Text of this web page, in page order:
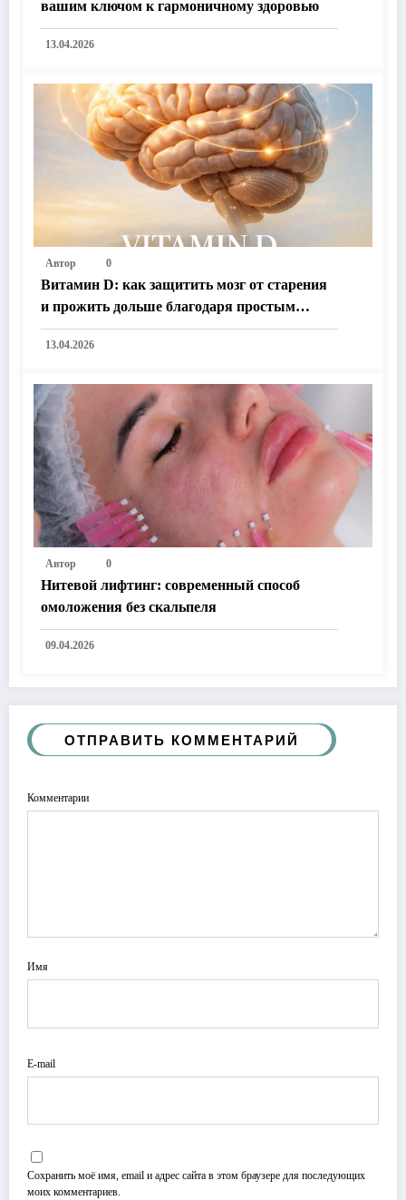
вашим ключом к гармоничному здоровью
13.04.2026
Автор 0
Витамин D: как защитить мозг от старения
и прожить дольше благодаря простым
секретам здоровья
13.04.2026
Автор 0
Нитевой лифтинг: современный способ
омоложения без скальпеля
09.04.2026
ОТПРАВИТЬ КОММЕНТАРИЙ
Комментарии
Имя
E-mail
Сохранить моё имя, email и адрес сайта в этом браузере для последующих
моих комментариев.